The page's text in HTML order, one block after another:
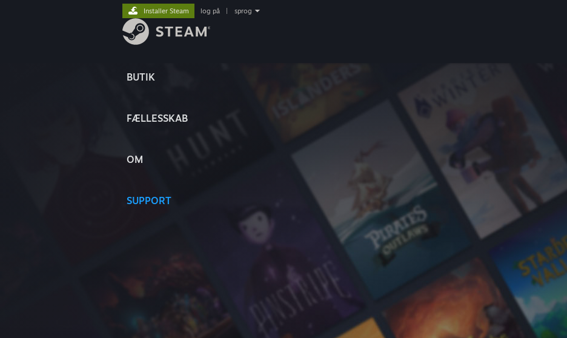
BUTIK
FÆLLESSKAB
OM
SUPPORT
Installer Steam log på sprog